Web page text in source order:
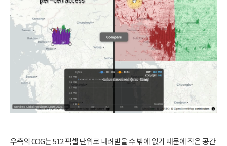
우측의 COG는 512 픽셀 단위로 내려받을 수 밖에 없기 때문에 작은 공간